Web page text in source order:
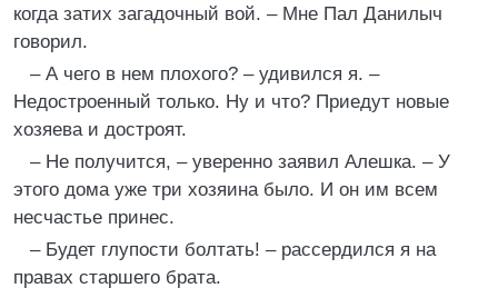
когда затих загадочный вой. – Мне Пал Данилыч
говорил.
– А чего в нем плохого? – удивился я. –
Недостроенный только. Ну и что? Приедут новые
хозяева и достроят.
– Не получится, – уверенно заявил Алешка. – У
этого дома уже три хозяина было. И он им всем
несчастье принес.
– Будет глупости болтать! – рассердился я на
правах старшего брата.